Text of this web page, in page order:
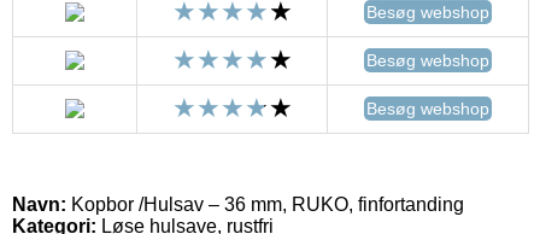
Besøg webshop
Besøg webshop
Besøg webshop
Navn: Kopbor /Hulsav – 36 mm, RUKO, finfortanding
Kategori: Løse hulsave, rustfri